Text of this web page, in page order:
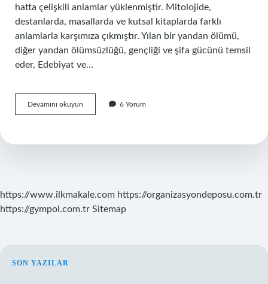
hatta çelişkili anlamlar yüklenmiştir. Mitolojide,
destanlarda, masallarda ve kutsal kitaplarda farklı
anlamlarla karşımıza çıkmıştır. Yılan bir yandan ölümü,
diğer yandan ölümsüzlüğü, gençliği ve şifa gücünü temsil
eder, Edebiyat ve…
Devamını okuyun
Bize
6 Yorum
https://www.ilkmakale.com https://organizasyondeposu.com.tr
https://gympol.com.tr Sitemap
SIDEBAR
SON YAZILAR